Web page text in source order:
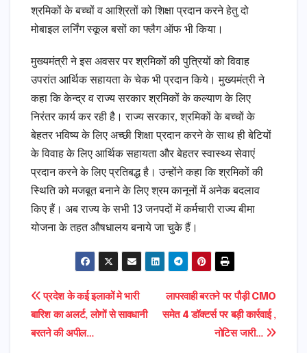
श्रमिकों के बच्चों व आश्रितों को शिक्षा प्रदान करने हेतु दो
मोबाइल लर्निंग स्कूल बसों का फ्लैग ऑफ भी किया।
मुख्यमंत्री ने इस अवसर पर श्रमिकों की पुत्रियों को विवाह
उपरांत आर्थिक सहायता के चेक भी प्रदान किये। मुख्यमंत्री ने
कहा कि केन्द्र व राज्य सरकार श्रमिकों के कल्याण के लिए
निरंतर कार्य कर रही है। राज्य सरकार, श्रमिकों के बच्चों के
बेहतर भविष्य के लिए अच्छी शिक्षा प्रदान करने के साथ ही बेटियों
के विवाह के लिए आर्थिक सहायता और बेहतर स्वास्थ्य सेवाएं
प्रदान करने के लिए प्रतिबद्ध है। उन्होंने कहा कि श्रमिकों की
स्थिति को मजबूत बनाने के लिए श्रम कानूनों में अनेक बदलाव
किए हैं। अब राज्य के सभी 13 जनपदों में कर्मचारी राज्य बीमा
योजना के तहत औषधालय बनाये जा चुके हैं।
Post
navigation
लापरवाही बरतने पर पौड़ी CMO
समेत 4 डॉक्टर्स पर बड़ी कार्रवाई ,
नोटिस जारी…
प्रदेश के कई इलाकों मे भारी
बारिश का अलर्ट, लोगों से सावधानी
बरतने की अपील…